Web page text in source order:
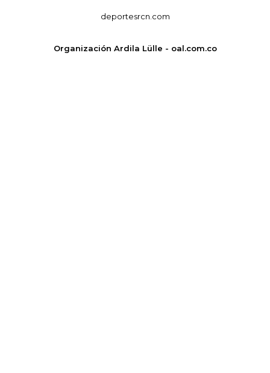
deportesrcn.com
Organización Ardila Lülle - oal.com.co